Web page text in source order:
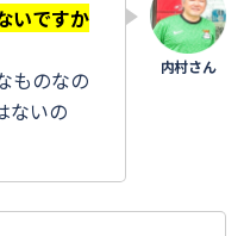
いですか
ものなの
ないの